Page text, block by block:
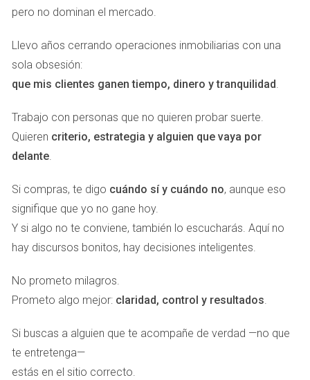
capacidad para adquirir segundas residencias, invertir en
actividad empresarial a destinos internacionales.
Marbella y su capacidad para atraer
El mercado inmobiliario de Marbella no depende
exclusivamente de la demanda nacional. Desde hace años,
zona procede de compradores extranjeros que buscan
una combinación difícil de encontrar en otros lugares de
Europa: calidad de vida, estabilidad jurídica, buenas
comunicaciones y un entorno residencial exclusivo.
Compradores procedentes de Reino Unido, Alemania,
Francia, Países Bajos, Bélgica, Suecia, Noruega y diversos
constante en el mercado de la Costa del Sol. Esta
diversidad internacional ha convertido a Marbella en uno de
los entornos inmobiliarios más globalizados de España.
pero no dominan el mercado.
Llevo años cerrando operaciones inmobiliarias con una
sola obsesión:
que mis clientes ganen tiempo, dinero y tranquilidad.
Trabajo con personas que no quieren probar suerte.
Quieren criterio, estrategia y alguien que vaya por
delante.
Si compras, te digo cuándo sí y cuándo no, aunque eso
signifique que yo no gane hoy.
Y si algo no te conviene, también lo escucharás. Aquí no
hay discursos bonitos, hay decisiones inteligentes.
No prometo milagros.
Prometo algo mejor: claridad, control y resultados.
Si buscas a alguien que te acompañe de verdad —no que
te entretenga—
estás en el sitio correcto.